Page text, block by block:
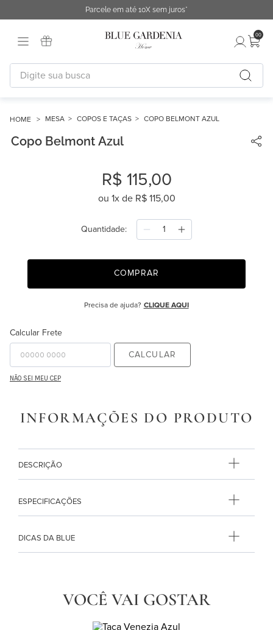
Parcele em até 10X sem juros*
00
Digite sua busca
MESA COPOS E TAÇAS COPO BELMONT AZUL
Copo Belmont Azul
R$ 115,00
ou 1x de R$ 115,00
Quantidade
COMPRAR
Precisa de ajuda? CLIQUE AQUI
Calcular Frete
CALCULAR
NÃO SEI MEU CEP
INFORMAÇÕES DO PRODUTO
DESCRIÇÃO
ESPECIFICAÇÕES
DICAS DA BLUE
VOCÊ VAI GOSTAR
º
fronha
4º
capa duvet
5º
chinelo
necessaire
8º
cobertor
9º
edredon
10º monet